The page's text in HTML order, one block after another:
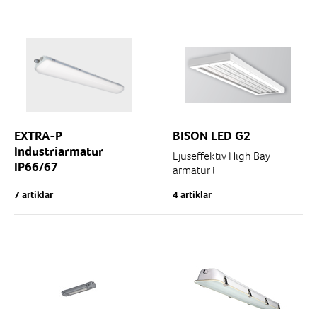
EXTRA-P
Industriarmatur
IP66/67
industriutförande IP66/67
7 artiklar
BISON LED G2
Ljuseffektiv High Bay
armatur i
Hög IP-klass och DALI
4 artiklar